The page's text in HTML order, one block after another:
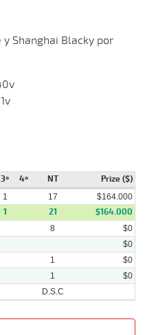
y Shanghai Blacky por
3º 4º NT Prize ($)
1 17 $164.000
1 21 $164.000
8
$0
$0
1
$0
1
$0
D.S.C